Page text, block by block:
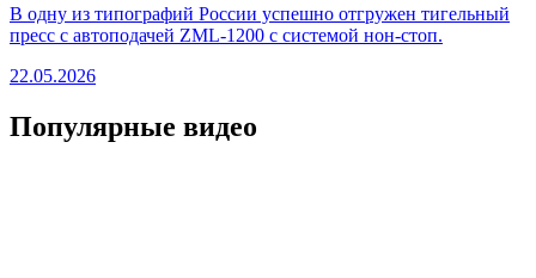
В одну из типографий России успешно отгружен тигельный
пресс с автоподачей ZML-1200 с системой нон-стоп.
22.05.2026
Популярные видео